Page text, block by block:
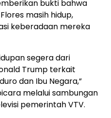
bukti bahwa
masih hidup,
keberadaan mereka
segera dari
Trump terkait
dan Ibu Negara,”
melalui sambungan
pemerintah VTV.